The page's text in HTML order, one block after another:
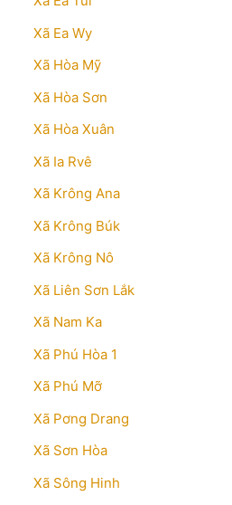
Xã Ea Wy
Xã Hòa Mỹ
Xã Hòa Sơn
Xã Hòa Xuân
Xã Ia Rvê
Xã Krông Ana
Xã Krông Búk
Xã Krông Nô
Xã Liên Sơn Lắk
Xã Nam Ka
Xã Phú Hòa 1
Xã Phú Mỡ
Xã Pơng Drang
Xã Sơn Hòa
Xã Sông Hinh